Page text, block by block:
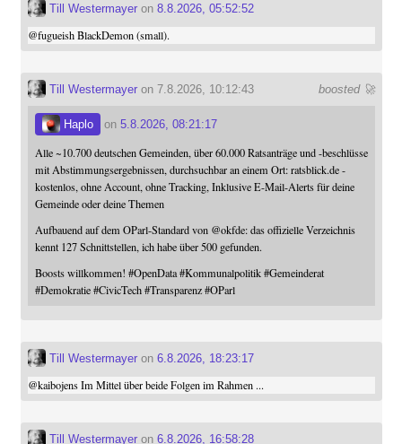
Till Westermayeron 8.8.2026, 05:52:52
@fugueishBlackDemon (small).
boosted 🚀
Till Westermayeron 7.8.2026, 10:12:43
Haplo on 5.8.2026, 08:21:17
Alle ~10.700 deutschen Gemeinden, über 60.000 Ratsanträge und -beschlüsse
mit Abstimmungsergebnissen, durchsuchbar an einem Ort: ratsblick.de -
kostenlos, ohne Account, ohne Tracking, Inklusive E-Mail-Alerts für deine
Gemeinde oder deine Themen
Aufbauend auf dem OParl-Standard von @okfde: das offizielle Verzeichnis
kennt 127 Schnittstellen, ich habe über 500 gefunden.
Boosts willkommen! #OpenData #Kommunalpolitik #Gemeinderat
#Demokratie #CivicTech #Transparenz #OParl
Till Westermayeron 6.8.2026, 18:23:17
@kaibojensIm Mittel über beide Folgen im Rahmen ...
Till Westermayeron 6.8.2026, 16:58:28